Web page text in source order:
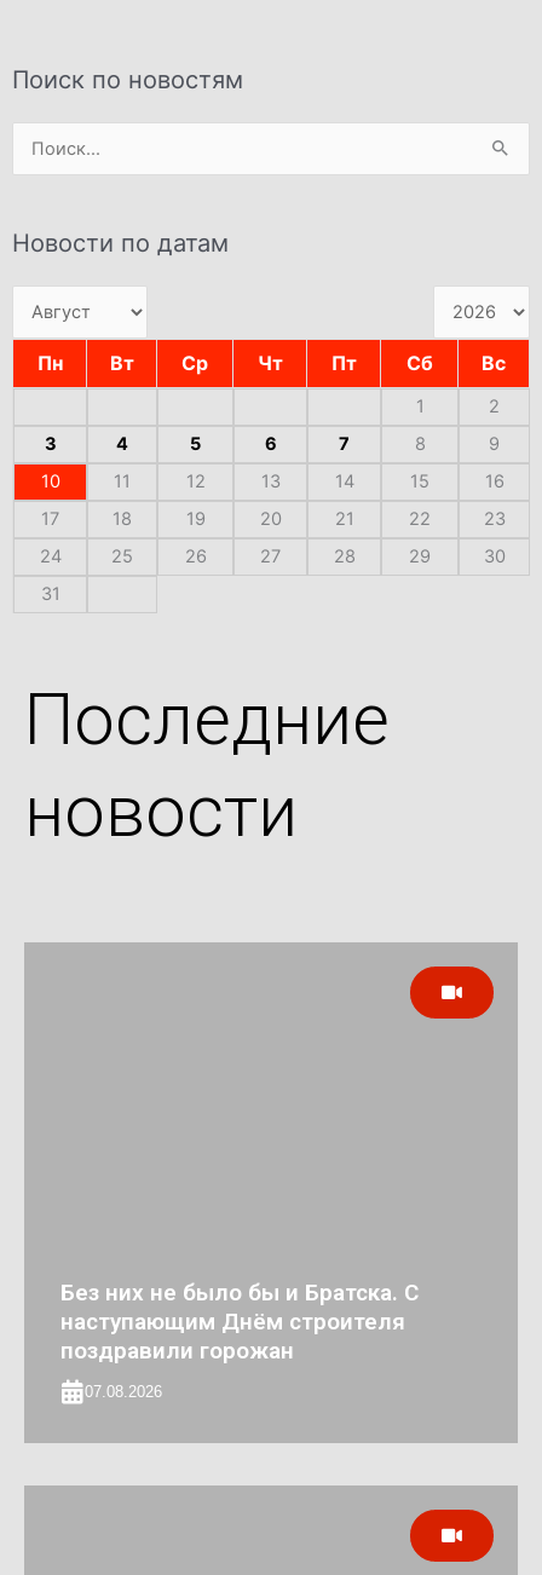
Поиск по новостям
Поиск:
Новости по датам
Пн Вт Ср Чт Пт Сб Вс
1
2
3
4 5 6 7 8
9
10
11 12 13 14 15
16
17
18 19 20 21 22
23
24
25 26 27 28 29
30
31
Последние
новости
Без них не было бы и Братска. С
наступающим Днём строителя
поздравили горожан
07.08.2026